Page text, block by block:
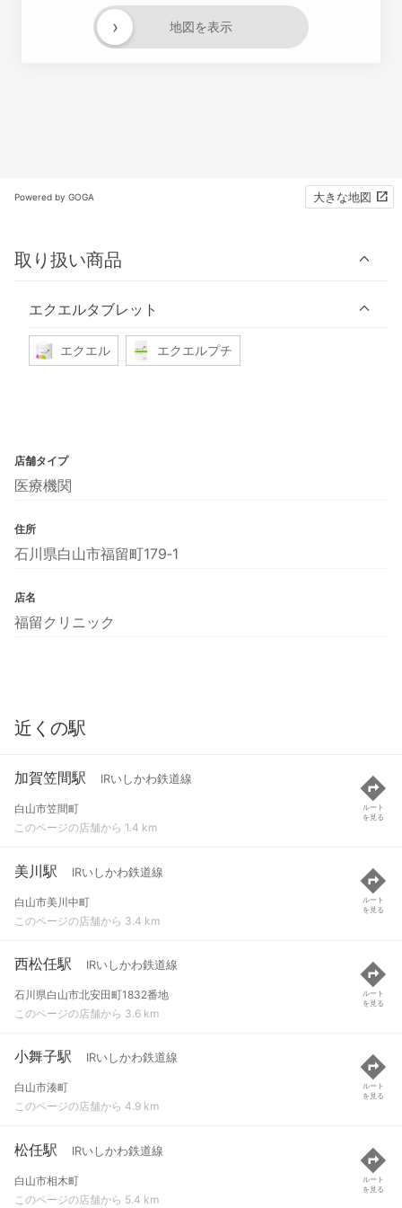
地図を表示
›
Powered by GOGA 大きな地図
取り扱い商品
エクエルタブレット
エクエル エクエルプチ
店舗タイプ
医療機関
住所
石川県白山市福留町179‐1
店名
福留クリニック
近くの駅
加賀笠間駅 IRいしかわ鉄道線
白山市笠間町
このページの店舗から 1.4 km
ルート
を見る
美川駅 IRいしかわ鉄道線
白山市美川中町
このページの店舗から 3.4 km
ルート
を見る
西松任駅 IRいしかわ鉄道線
石川県白山市北安田町1832番地
このページの店舗から 3.6 km
ルート
を見る
小舞子駅 IRいしかわ鉄道線
白山市湊町
このページの店舗から 4.9 km
ルート
を見る
松任駅 IRいしかわ鉄道線
白山市相木町
このページの店舗から 5.4 km
ルート
を見る